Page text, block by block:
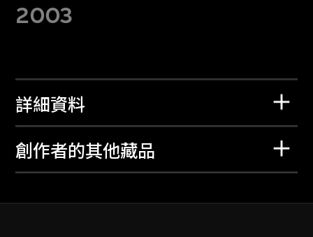
2003
詳細資料
創作者的其他藏品